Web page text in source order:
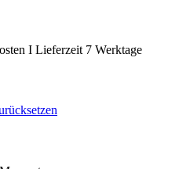
I Lieferzeit 7 Werktage